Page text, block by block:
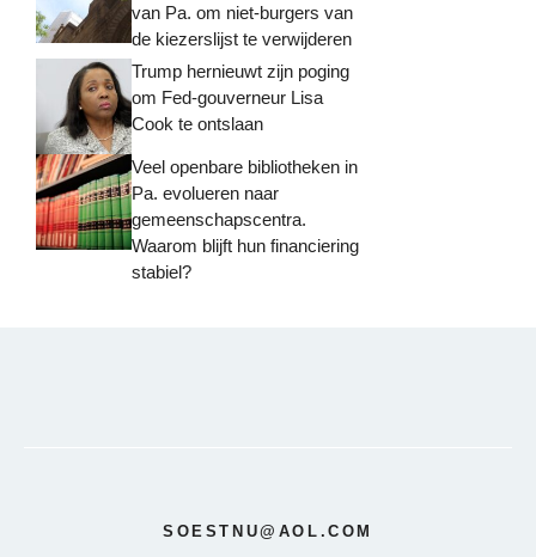
van Pa. om niet-burgers van
de kiezerslijst te verwijderen
Trump hernieuwt zijn poging
om Fed-gouverneur Lisa
Cook te ontslaan
Veel openbare bibliotheken in
Pa. evolueren naar
gemeenschapscentra.
Waarom blijft hun financiering
stabiel?
SOESTNU@AOL.COM